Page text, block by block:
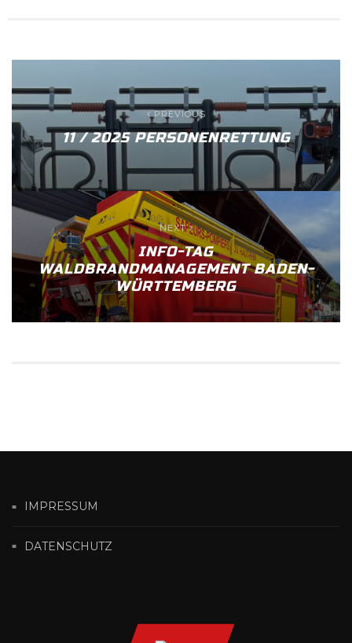
PREVIOUS
11 / 2025 PERSONENRETTUNG
NEXT
INFO-TAG
WALDBRANDMANAGEMENT BADEN-
WÜRTTEMBERG
IMPRESSUM
DATENSCHUTZ